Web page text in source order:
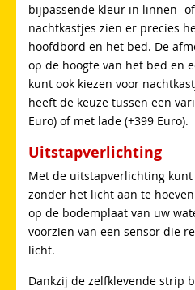
bijpassende kleur in linnen-
nachtkastjes zien er precies
hoofdbord en het bed. De
op de hoogte van het bed en
kunt ook kiezen voor
heeft de keuze tussen een
Euro) of met lade (+399 Euro).
Uitstapverlichting
Met de uitstapverlichting kunt
zonder het licht aan te
op de bodemplaat van uw
voorzien van een sensor die
licht.
Dankzij de zelfklevende strip